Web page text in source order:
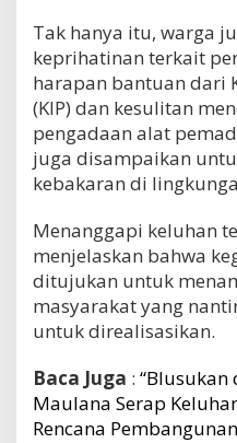
Tak hanya itu, warga
keprihatinan terkait
harapan bantuan dari
(KIP) dan kesulitan
pengadaan alat
juga disampaikan
kebakaran di
Menanggapi keluhan
menjelaskan bahwa
ditujukan untuk
masyarakat yang
untuk direalisasikan.
Baca Juga : “Blusukan
Maulana Serap
Rencana